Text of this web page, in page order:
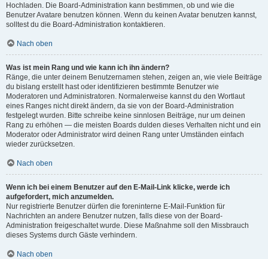
Hochladen. Die Board-Administration kann bestimmen, ob und wie die
Benutzer Avatare benutzen können. Wenn du keinen Avatar benutzen kannst,
solltest du die Board-Administration kontaktieren.
Nach oben
Was ist mein Rang und wie kann ich ihn ändern?
Ränge, die unter deinem Benutzernamen stehen, zeigen an, wie viele Beiträge
du bislang erstellt hast oder identifizieren bestimmte Benutzer wie
Moderatoren und Administratoren. Normalerweise kannst du den Wortlaut
eines Ranges nicht direkt ändern, da sie von der Board-Administration
festgelegt wurden. Bitte schreibe keine sinnlosen Beiträge, nur um deinen
Rang zu erhöhen — die meisten Boards dulden dieses Verhalten nicht und ein
Moderator oder Administrator wird deinen Rang unter Umständen einfach
wieder zurücksetzen.
Nach oben
Wenn ich bei einem Benutzer auf den E-Mail-Link klicke, werde ich
aufgefordert, mich anzumelden.
Nur registrierte Benutzer dürfen die foreninterne E-Mail-Funktion für
Nachrichten an andere Benutzer nutzen, falls diese von der Board-
Administration freigeschaltet wurde. Diese Maßnahme soll den Missbrauch
dieses Systems durch Gäste verhindern.
Nach oben